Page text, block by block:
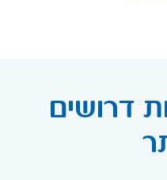
דרושים